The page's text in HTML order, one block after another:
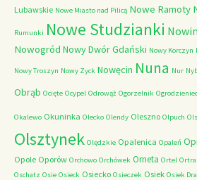
Lubawskie Nowe Miasto nad Pilicą Nowe Ramoty
Rumunki Nowe Studzianki
Nowogród Nowy Dwór Gdański Nowy Korczyn
Nowy Troszyn Nowy Zyck Nowęcin Nuna Nur
Obrąb Ocięte Ocypel Odrowąż Ogorzelnik Ogrodzieniec
Okalewo Okuninka Olecko Olendy Oleszno Olpuch
Olsztynek Olędzkie Opalenica Opaleń
Opole Oporów Orchowo Orchówek Orneta Ortel
Oschatz Osie Osieck Osiecko Osieczek Osiek Osiek